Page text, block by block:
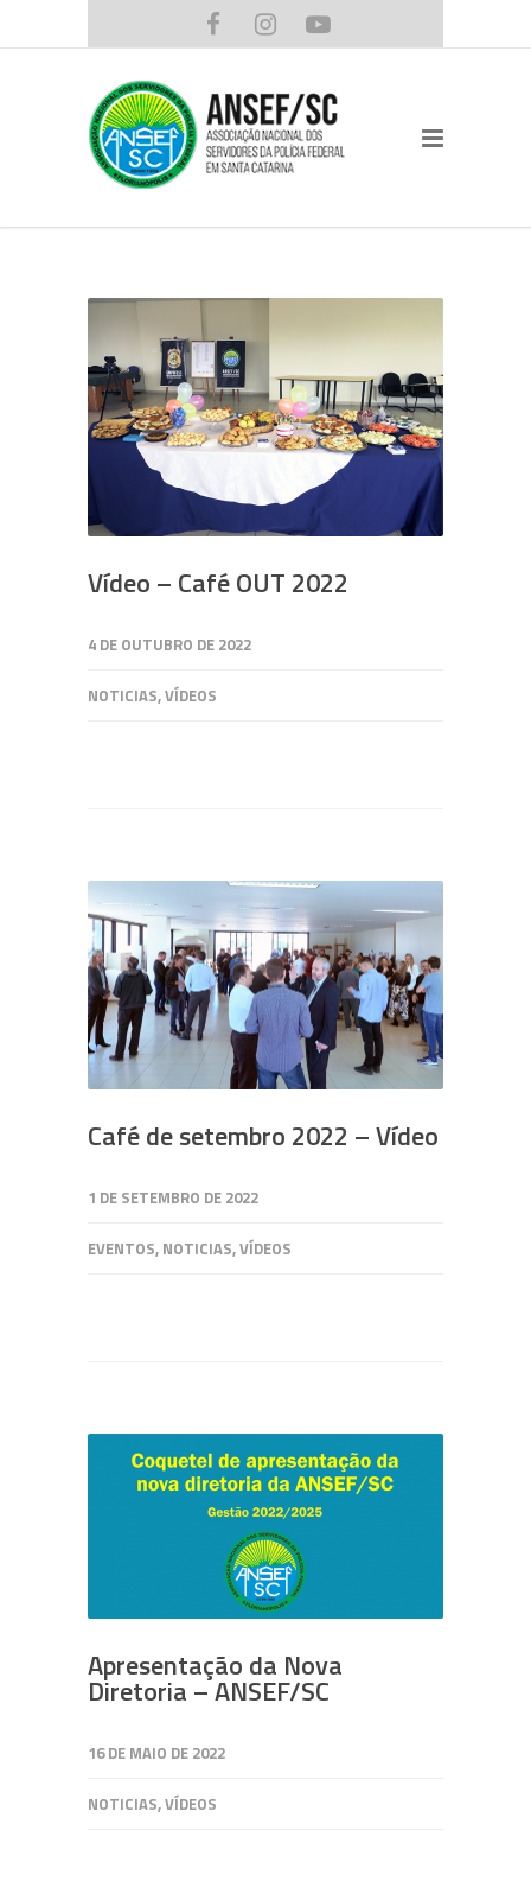
Vídeo – Café OUT 2022
4 DE OUTUBRO DE 2022
NOTICIAS,VÍDEOS
Café de setembro 2022 – Vídeo
1 DE SETEMBRO DE 2022
EVENTOS, NOTICIAS,VÍDEOS
Apresentação da Nova
Diretoria – ANSEF/SC
16 DE MAIO DE 2022
NOTICIAS,VÍDEOS